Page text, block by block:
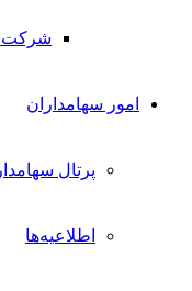
شرکت
امور سهامداران
پرتال
اطلاعیه‌ها